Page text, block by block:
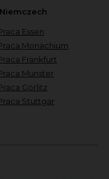
Essen
Monachium
Frankfurt
Munster
Görlitz
Stuttgar